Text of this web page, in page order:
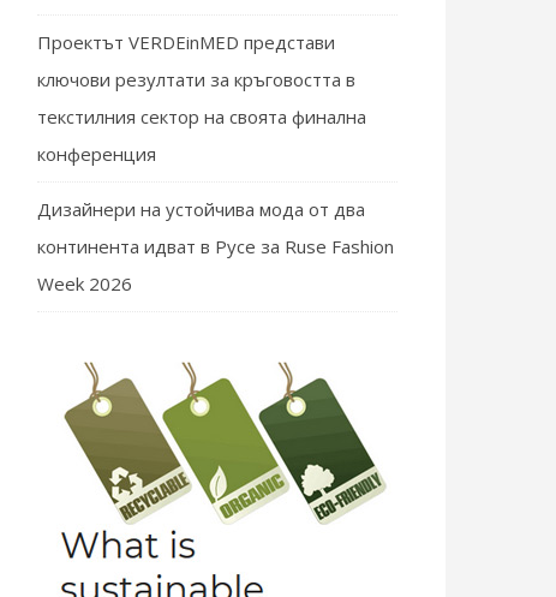
Проектът VERDEinMED представи
ключови резултати за кръговостта в
текстилния сектор на своята финална
конференция
Дизайнери на устойчива мода от два
континента идват в Русе за Ruse Fashion
Week 2026